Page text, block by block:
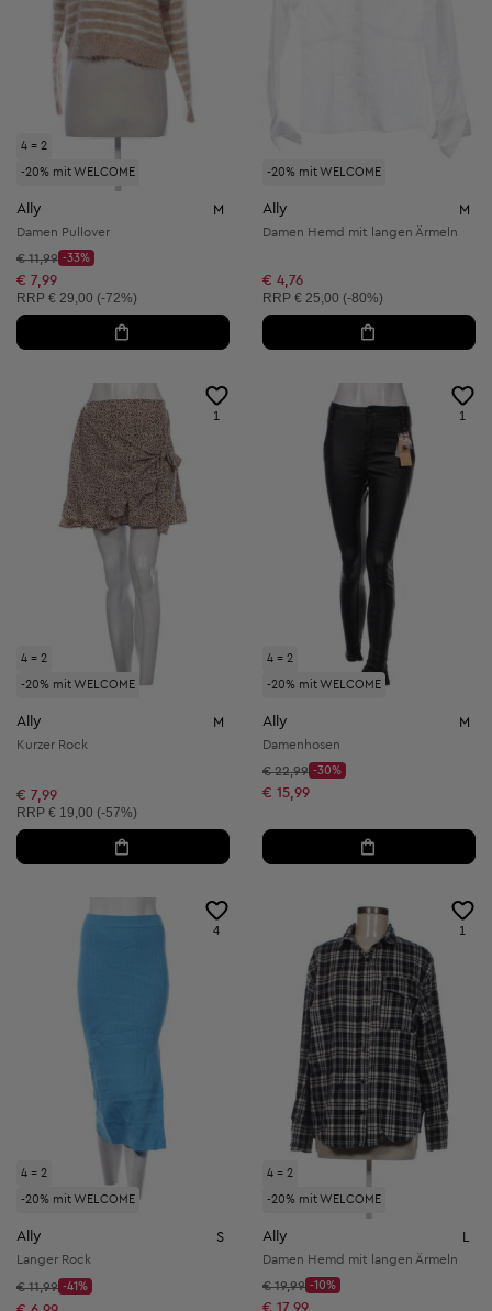
4 = 2
-20% mit WELCOME
Ally M
Damen Pullover
Startpreis:
€ 11,99
Discount Price:
-33%
Reduzierter Preis:
€ 7,99
Unverbindliche Preisempfehlung:
RRP € 29,00 (-72%)
-20% mit WELCOME
Ally M
Damen Hemd mit langen Ärmeln
€ 4,76
Unverbindliche Preisempfehlung:
RRP € 25,00 (-80%)
4 = 2
-20% mit WELCOME
1
Ally M
Kurzer Rock
€ 7,99
Unverbindliche Preisempfehlung:
RRP € 19,00 (-57%)
4 = 2
-20% mit WELCOME
1
Ally M
Damenhosen
Startpreis:
€ 22,99
Discount Price:
-30%
Reduzierter Preis:
€ 15,99
4 = 2
-20% mit WELCOME
4
Ally S
Langer Rock
Startpreis:
€ 11,99
Discount Price:
-41%
4 = 2
-20% mit WELCOME
1
Ally L
Damen Hemd mit langen Ärmeln
Startpreis:
€ 19,99
Discount Price:
-10%
Reduzierter Preis:
€ 17,99